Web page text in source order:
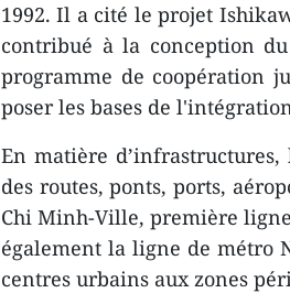
1992. Il a cité le projet
contribué à la conception
programme de coopération
poser les bases de
En matière
des routes, ponts, ports,
Chi Minh-Ville, première
également la ligne de métro
centres urbains aux zones